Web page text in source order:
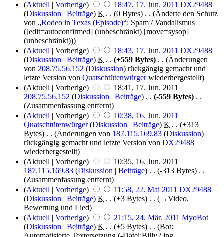
(Aktuell | Vorherige) 18:47, 17. Jun. 2011 DX29488
(Diskussion | Beiträge) K . . (0 Bytes) ‎ . . (Änderte den Schutz
von „Rodeo in Texas (Episode)“: Spam / Vandalismus
([edit=autoconfirmed] (unbeschränkt) [move=sysop]
(unbeschränkt)))
(Aktuell | Vorherige) 18:43, 17. Jun. 2011 DX29488
(Diskussion | Beiträge) K . . (+559 Bytes) ‎ . . (Änderungen
von 208.75.56.152 (Diskussion) rückgängig gemacht und
letzte Version von Quatschtütenwürgerwiederhergestellt)
(Aktuell | Vorherige)
18:41, 17. Jun. 2011
208.75.56.152 (Diskussion | Beiträge) ‎ . . (-559 Bytes) ‎ . .
(Zusammenfassung entfernt)
(Aktuell | Vorherige)
10:38, 16. Jun. 2011
Quatschtütenwürger (Diskussion | Beiträge) K . . (+313
Bytes) ‎ . . (Änderungen von 187.115.169.83 (Diskussion)
rückgängig gemacht und letzte Version von DX29488
wiederhergestellt)
(Aktuell | Vorherige)
10:35, 16. Jun. 2011
187.115.169.83 (Diskussion | Beiträge) ‎ . . (-313 Bytes) ‎ . .
(Zusammenfassung entfernt)
(Aktuell | Vorherige) 11:58, 22. Mai 2011 DX29488
(Diskussion | Beiträge) K . . (+3 Bytes) ‎ . . (→Video,
Bewertung und Lied)
(Aktuell | Vorherige) 21:15, 24. Mär. 2011 MyoBot
(Diskussion | Beiträge) K . . (+5 Bytes) ‎ . . (Bot: